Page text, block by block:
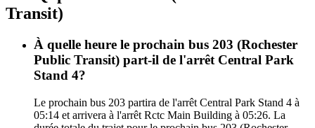
Transit)
À quelle heure le prochain bus 203 (Rochester
Public Transit) part-il de l'arrêt Central Park
Stand 4?
Le prochain bus 203 partira de l'arrêt Central Park Stand 4 à
05:14 et arrivera à l'arrêt Rctc Main Building à 05:26. La